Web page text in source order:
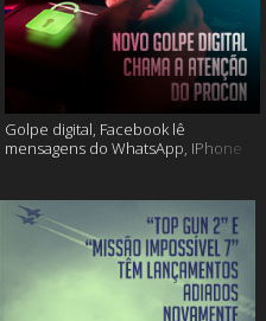
Golpe digital, Facebook lê
mensagens do WhatsApp, IPhone